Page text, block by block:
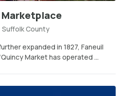
Marketplace
Suffolk County
expanded in 1827, Faneuil
Market has operated ...